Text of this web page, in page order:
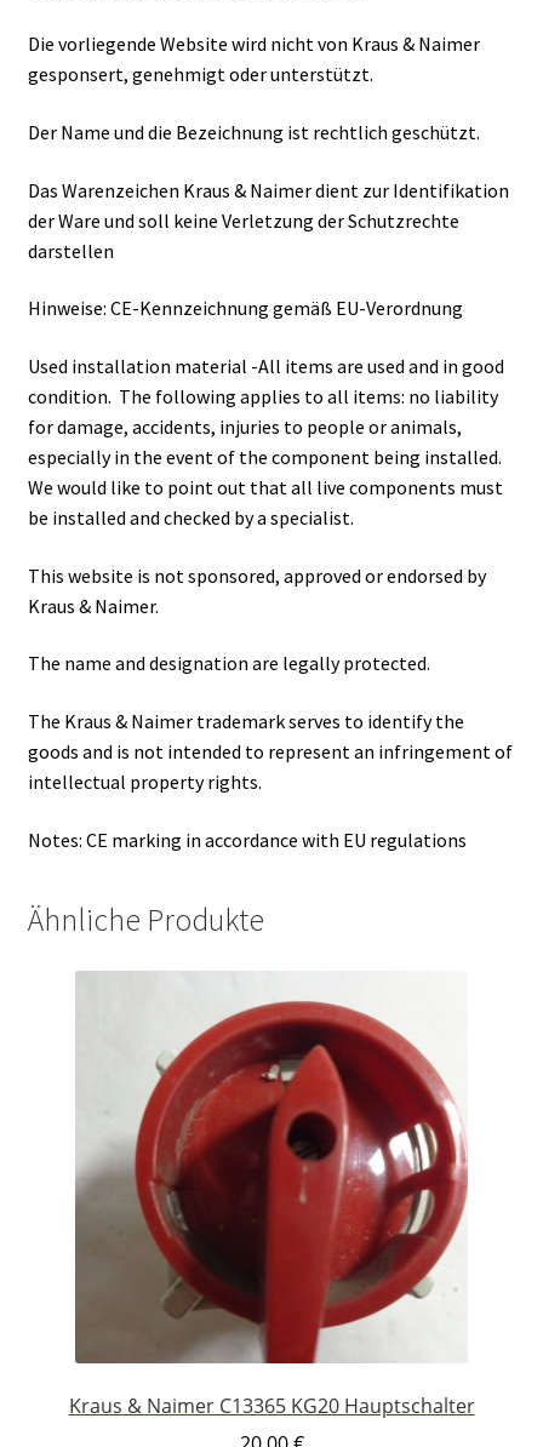
Die vorliegende Website wird nicht von Kraus & Naimer
gesponsert, genehmigt oder unterstützt.
Der Name und die Bezeichnung ist rechtlich geschützt.
Das Warenzeichen Kraus & Naimer dient zur Identifikation
der Ware und soll keine Verletzung der Schutzrechte
darstellen
Hinweise: CE-Kennzeichnung gemäß EU-Verordnung
Used installation material -All items are used and in good
condition. The following applies to all items: no liability
for damage, accidents, injuries to people or animals,
especially in the event of the component being installed.
We would like to point out that all live components must
be installed and checked by a specialist.
This website is not sponsored, approved or endorsed by
Kraus & Naimer.
The name and designation are legally protected.
The Kraus & Naimer trademark serves to identify the
goods and is not intended to represent an infringement of
intellectual property rights.
Notes: CE marking in accordance with EU regulations
Ähnliche Produkte
Kraus & Naimer C13365 KG20 Hauptschalter